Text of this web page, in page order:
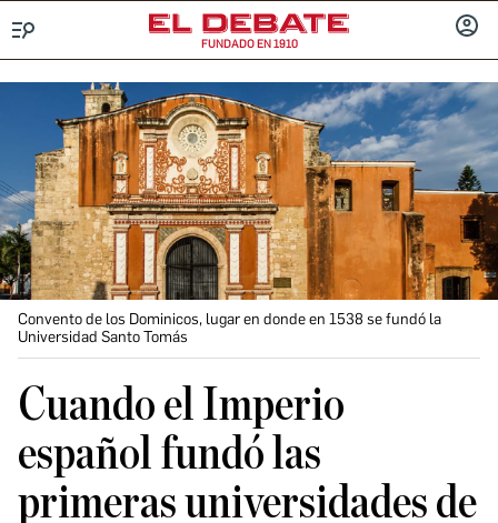
FUNDADO EN 1910
Convento de los Dominicos, lugar en donde en 1538 se fundó la
Universidad Santo Tomás
Cuando el Imperio
español fundó las
primeras universidades de